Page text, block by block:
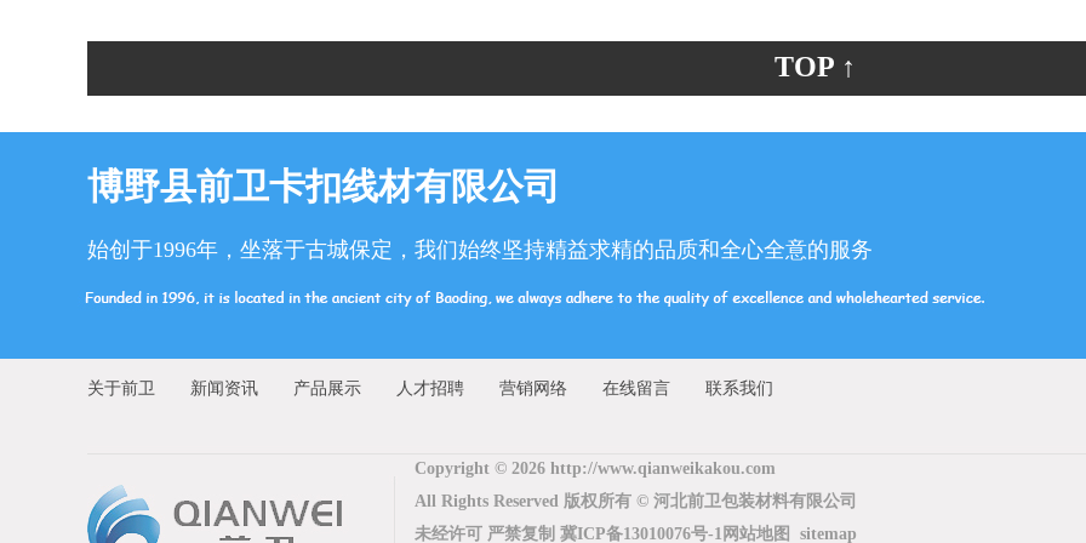
TOP ↑
博野县前卫卡扣线材有限公司
始创于1996年，坐落于古城保定，我们始终坚持精益求精的品质和全心全意的服务
关于前卫 新闻资讯 产品展示 人才招聘 营销网络 在线留言 联系我们
Copyright © 2026 http://www.qianweikakou.com
All Rights Reserved 版权所有 © 河北前卫包装材料有限公司
未经许可 严禁复制 冀ICP备13010076号-1 网站地图 sitemap